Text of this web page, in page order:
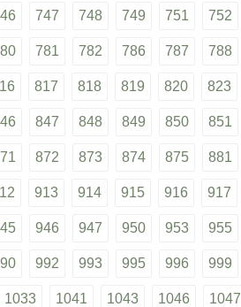
747 748 749 751 752
781 782 786 787 788
817 818 819 820 823
847 848 849 850 851
872 873 874 875 881
913 914 915 916 917
946 947 950 953 955
992 993 995 996 999
1033 1041 1043 1046 1047